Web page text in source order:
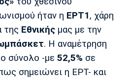
Κηφισιά Πανσερραϊκός
ήταν η ΕΡΤ1, χάρη
της Εθνικής μας με την
. Η αναμέτρηση
σύνολο -με 52,5% σε
σημειώνει η ΕΡΤ- και